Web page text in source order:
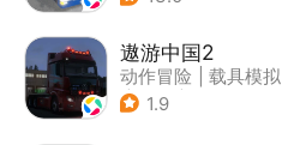
遨游中国2
动作冒险
载具模拟
| 汽车
1.9